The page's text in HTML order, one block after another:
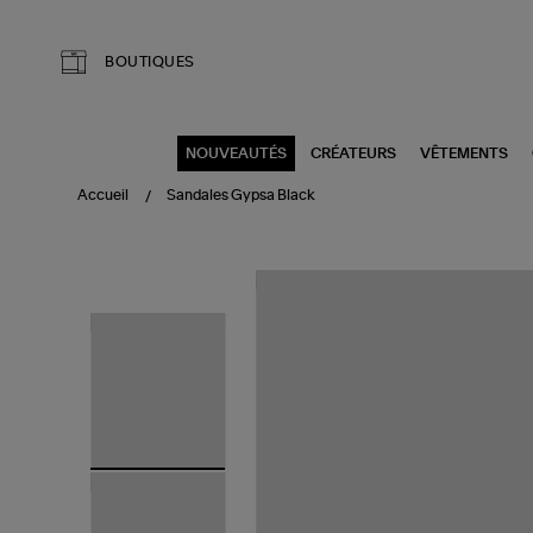
BOUTIQUES
NOUVEAUTÉS CRÉATEURS VÊTEMENTS
Accueil Sandales Gypsa Black